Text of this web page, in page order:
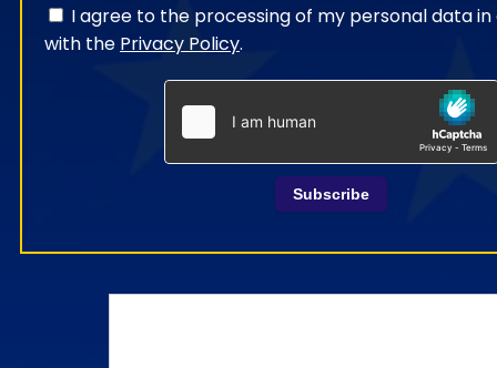
I agree to the processing of my personal data
with the Privacy Policy.
Subscribe